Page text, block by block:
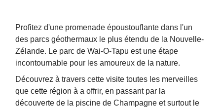
Profitez d'une promenade époustouflante dans l'un
des parcs géothermaux le plus étendu de la Nouvelle-
Zélande. Le parc de Wai-O-Tapu est une étape
incontournable pour les amoureux de la nature.
Découvrez à travers cette visite toutes les merveilles
que cette région à a offrir, en passant par la
découverte de la piscine de Champagne et surtout le
Copy